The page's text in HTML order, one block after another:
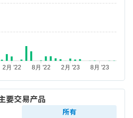
要交易产品
所有